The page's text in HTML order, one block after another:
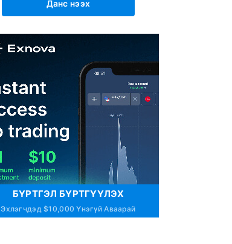
Данс нээх
БҮРТГЭЛ БҮРТГҮҮЛЭХ
Эхлэгчдэд $10,000 Үнэгүй Аваарай